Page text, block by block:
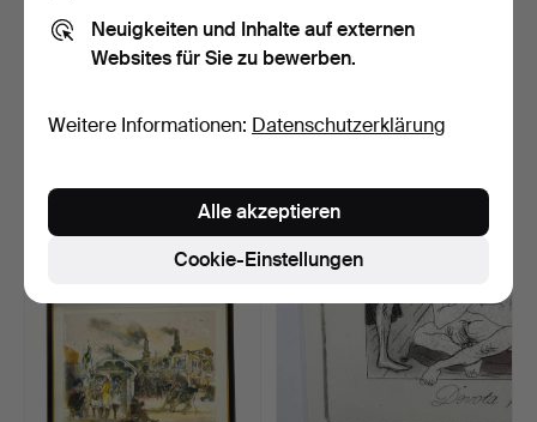
ALMA HANSSON.
Farbdruck -Rådhustorget
3 Gebote
LARS NORRMAN.
Lithografie, signiert,
7 Gebote
95 USD
Neuigkeiten und Inhalte auf externen
Websites für Sie zu bewerben.
Weitere Informationen: Datenschutzerklärung
Cookie-Einstellungen
Alle akzeptieren